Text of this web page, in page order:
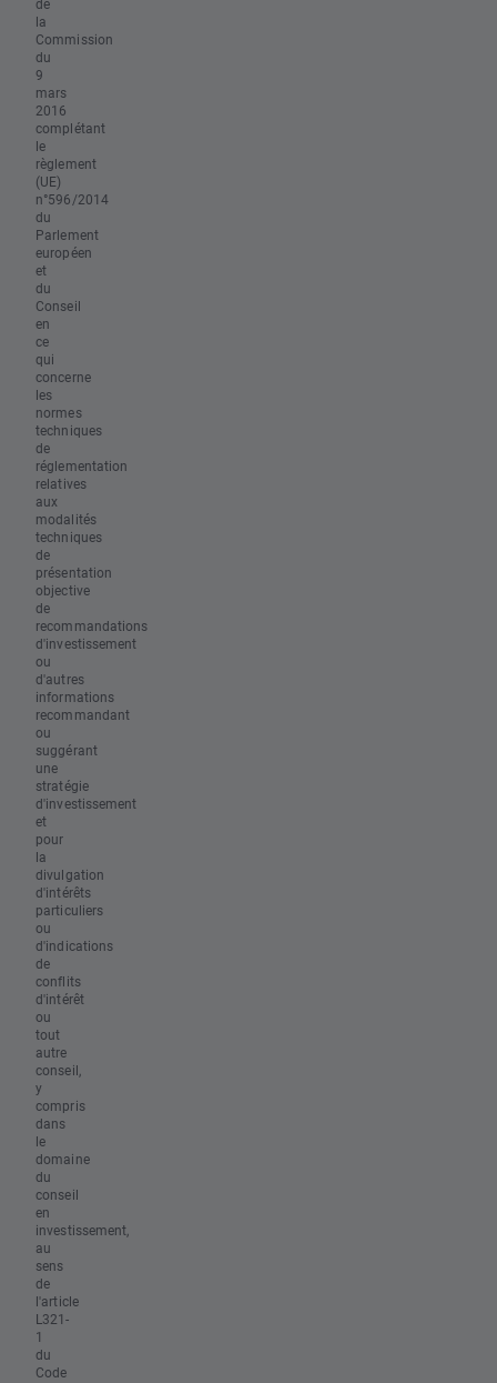
de
la
Commission
du
9
mars
2016
complétant
le
règlement
(UE)
n°596/2014
du
Parlement
européen
et
du
Conseil
en
ce
qui
concerne
les
normes
techniques
de
réglementation
relatives
aux
modalités
techniques
de
présentation
objective
de
recommandations
d'investissement
ou
d'autres
informations
recommandant
ou
suggérant
une
stratégie
d'investissement
et
pour
la
divulgation
d'intérêts
particuliers
ou
d'indications
de
conflits
d'intérêt
ou
tout
autre
conseil,
y
compris
dans
le
domaine
du
conseil
en
investissement,
au
sens
de
l'article
L321-
1
du
Code